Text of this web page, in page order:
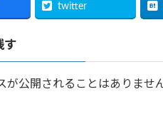
twitter
す
が公開されることはありませ